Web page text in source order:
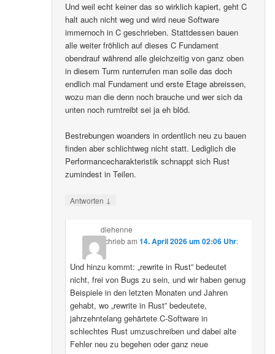
Und weil echt keiner das so wirklich kapiert, geht C
halt auch nicht weg und wird neue Software
immernoch in C geschrieben. Stattdessen bauen
alle weiter fröhlich auf dieses C Fundament
obendrauf während alle gleichzeitig von ganz oben
in diesem Turm runterrufen man solle das doch
endlich mal Fundament und erste Etage abreissen,
wozu man die denn noch brauche und wer sich da
unten noch rumtreibt sei ja eh blöd.
Bestrebungen woanders in ordentlich neu zu bauen
finden aber schlichtweg nicht statt. Lediglich die
Performancecharakteristik schnappt sich Rust
zumindest in Teilen.
Antworten ↓
diehenne
schriebam 14. April 2026 um 02:06 Uhr:
Und hinzu kommt: „rewrite in Rust” bedeutet
nicht, frei von Bugs zu sein, und wir haben genug
Beispiele in den letzten Monaten und Jahren
gehabt, wo „rewrite in Rust” bedeutete,
jahrzehntelang gehärtete C-Software in
schlechtes Rust umzuschreiben und dabei alte
Fehler neu zu begehen oder ganz neue